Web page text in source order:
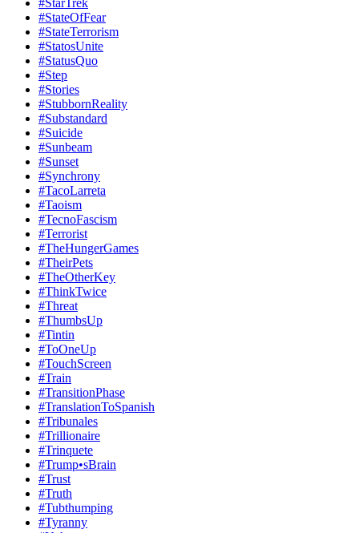
#StarTrek
#StateOfFear
#StateTerrorism
#StatosUnite
#StatusQuo
#Step
#Stories
#StubbornReality
#Substandard
#Suicide
#Sunbeam
#Sunset
#Synchrony
#TacoLarreta
#Taoism
#TecnoFascism
#Terrorist
#TheHungerGames
#TheirPets
#TheOtherKey
#ThinkTwice
#Threat
#ThumbsUp
#Tintin
#ToOneUp
#TouchScreen
#Train
#TransitionPhase
#TranslationToSpanish
#Tribunales
#Trillionaire
#Trinquete
#Trump•sBrain
#Trust
#Truth
#Tubthumping
#Tyranny